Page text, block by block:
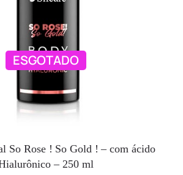
ESGOTADO
So Rose ! So Gold ! – com ácido
– 250 ml